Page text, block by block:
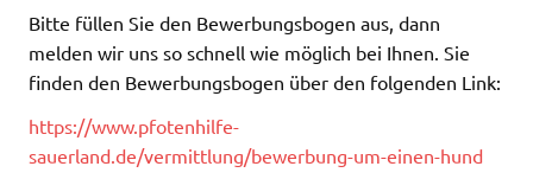
Bitte füllen Sie den Bewerbungsbogen aus, dann
melden wir uns so schnell wie möglich bei Ihnen. Sie
finden den Bewerbungsbogen über den folgenden Link:
https://www.pfotenhilfe-
sauerland.de/vermittlung/bewerbung-um-einen-hund